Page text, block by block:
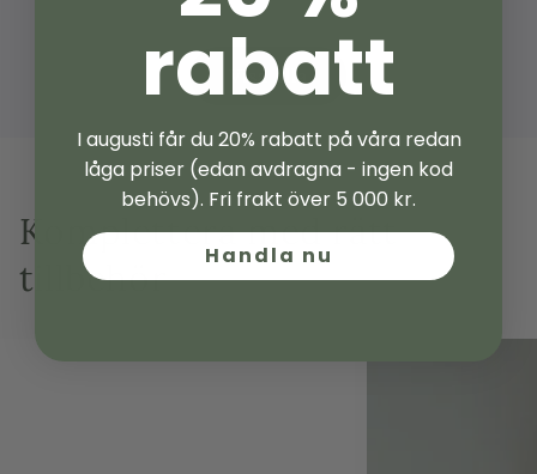
Visa alla
Komplettera med rätt
tillbehör
rabatt
I augusti får du 20% rabatt på våra redan
låga priser (edan avdragna - ingen kod
behövs). Fri frakt över 5 000 kr.
Handla nu